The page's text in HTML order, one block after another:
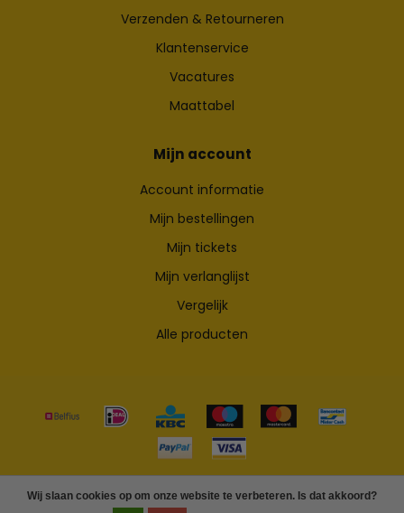
Wij slaan cookies op om onze website te verbeteren. Is dat akkoord?
Verzenden & Retourneren
Klantenservice
Vacatures
Maattabel
Mijn account
Account informatie
Mijn bestellingen
Mijn tickets
Mijn verlanglijst
Vergelijk
Alle producten
© Copyright 2026 Skateshop.be